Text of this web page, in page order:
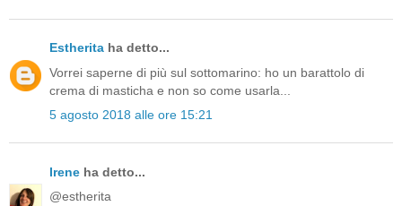
Estherita ha detto...
Vorrei saperne di più sul sottomarino: ho un barattolo di
crema di masticha e non so come usarla...
5 agosto 2018 alle ore 15:21
Irene ha detto...
@estherita